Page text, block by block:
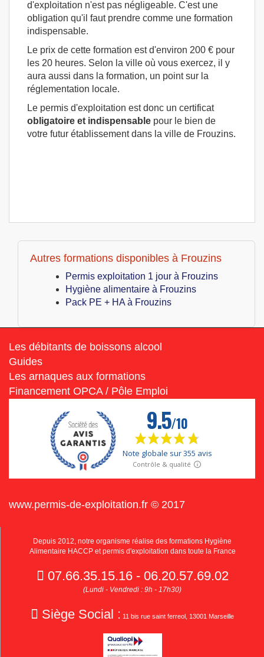
d'exploitation n'est pas négligeable. C'est une
obligation qu'il faut prendre comme une formation
indispensable.
Le prix de cette formation est d'environ 200 € pour
les 20 heures. Selon la ville où vous exercez, il y
aura aussi dans la formation, un point sur la
réglementation locale.
Le permis d'exploitation est donc un certificat
obligatoire et indispensable pour le bien de
votre futur établissement dans la ville de Frouzins.
Autres formations disponibles à Frouzins
Permis exploitation 1 jour à Frouzins
Hygiène alimentaire à Frouzins
Pack PE + HA à Frouzins
Les débitants de boissons alcool
Guides
Les arnaques aux formations
Financement OPCA / Pôle Emploi
www.permis-de-exploitation.fr © 2017
Depuis 2012, notre organisme réalise des formations Hygiène
Alimentaire HACCP et permis d'exploitation dans toute la France
07.66.35.15.16 - 06.20.57.69.02
(Lundi - Vendredi : 9h - 17h30)
Siège Social : 11 bis rue saint ferreol, 13001 Marseille